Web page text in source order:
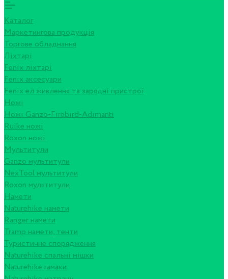
Каталог
Маркетингова продукція
Торгове обладнання
Ліхтарі
Fenix ліхтарі
Fenix аксесуари
Fenix ел живлення та зарядні пристрої
Ножі
Ножі Ganzo-Firebird-Adimanti
Ruike ножі
Roxon ножi
Мультитули
Ganzo мультитули
NexTool мультитули
Roxon мультитули
Намети
Naturehike намети
Ranger намети
Tramp намети, тенти
Туристичне спорядження
Naturehike спальні мішки
Naturehike гамаки